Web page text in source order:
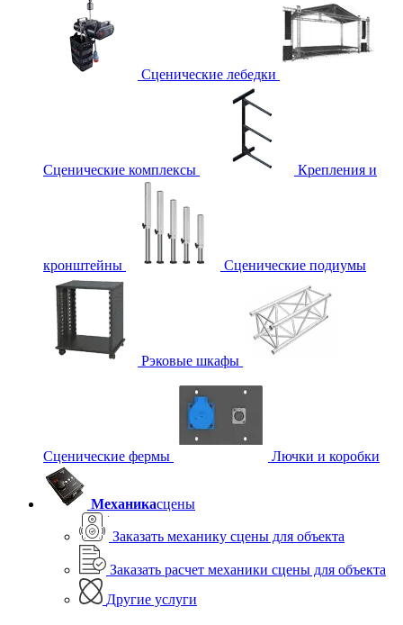
Сценические лебедки
Сценические комплексы Крепления и
кронштейны Сценические подиумы
Рэковые шкафы
Сценические фермы Лючки и коробки
Механикасцены
Заказать механику сцены для объекта
Заказать расчет механики сцены для объекта
Другие услуги